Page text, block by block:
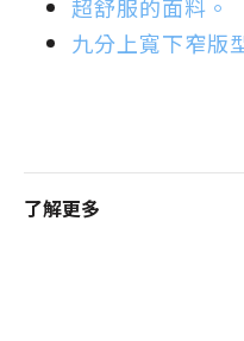
超舒服的面料。
九分上寬下窄版
了解更多